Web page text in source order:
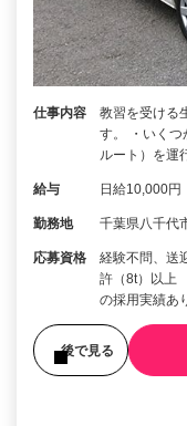
仕事内容
教習を受ける
す。 ・いくつ
ルート）を運
給与 日給10,000円
勤務地 千葉県八千代
応募資格
経験不問、送
許（8t）以上
の採用実績あ
後で見る